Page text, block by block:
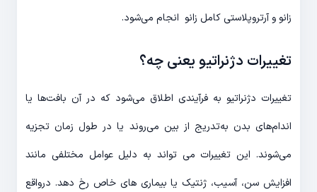
زانو و آرتروپلاستی کامل زانو انجام می‌شود.
تغییرات دژنراتیو یعنی چه؟
تغییرات دژنراتیو به فرآیندی اطلاق می‌شود که در آن بافت‌ها یا
اندام‌های بدن به‌تدریج از بین می‌روند یا در طول زمان تجزیه
می‌شوند. این تغییرات می تواند به دلیل عوامل مختلفی مانند
افزایش سن، آسیب، ژنتیک یا بیماری های خاص رخ دهد. درواقع